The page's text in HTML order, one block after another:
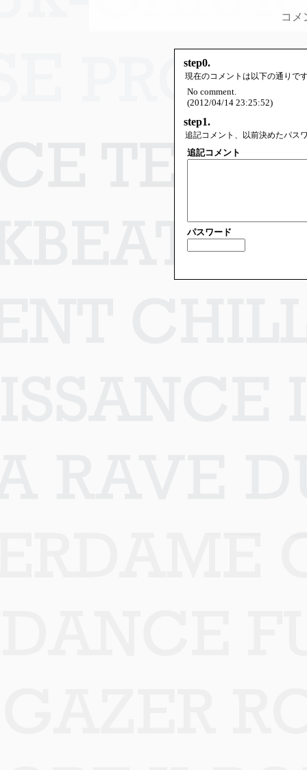
コメ
step0.
現在のコメントは以下の通りで
No comment.
(2012/04/14 23:25:52)
step1.
追記コメント、以前決めたパス
追記コメント
パスワード